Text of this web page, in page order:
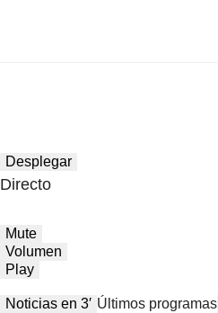
Desplegar
Directo
Mute
Volumen
Play
Noticias en 3′ Últimos programas